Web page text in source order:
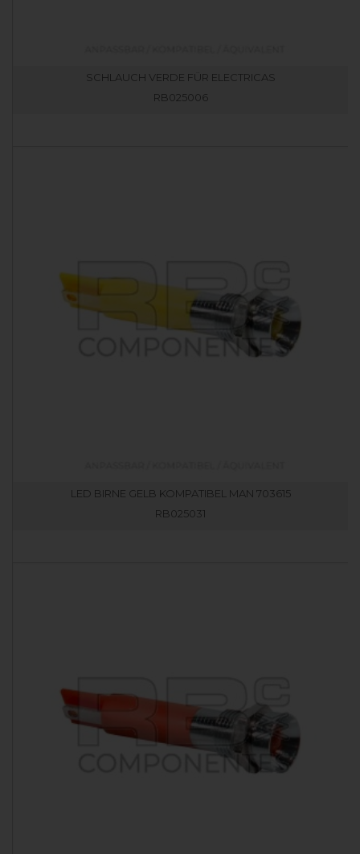
SCHLAUCH VERDE FÜR ELECTRICAS
RB025006
LED BIRNE GELB KOMPATIBEL MAN 703615
RB025031